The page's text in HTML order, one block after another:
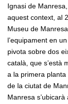
Ignasi de
aquest context, al
Museu de
l’equipament en
pivota sobre dos
català, que s’està
a la primera planta
de la ciutat de
Manresa s’ubicarà